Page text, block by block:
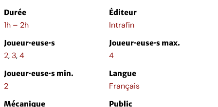
Durée
1h – 2h
Éditeur
Intrafin
Joueur·euse·s
2, 3,4
Joueur·euse·s max.
4
Joueur·euse·s min.
2
Langue
Français
Mécanique Public